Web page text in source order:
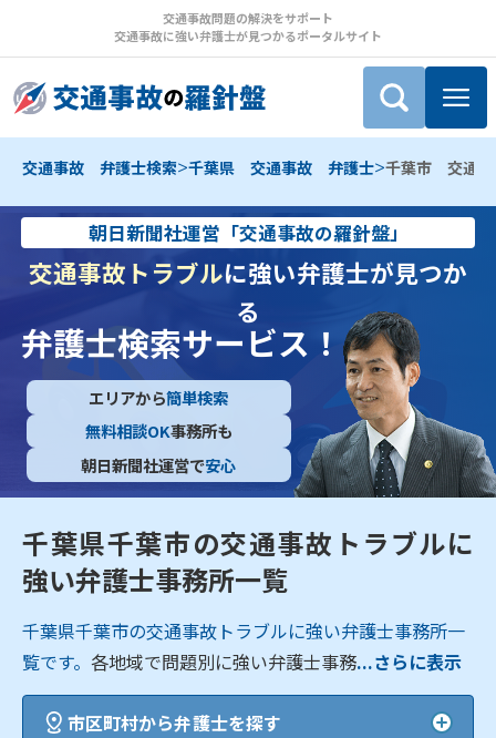
交通事故問題の解決をサポート
交通事故に強い弁護士が見つかるポータルサイト
交通事故 弁護士検索>千葉県 交通事故 弁護士>千葉市 交通
朝日新聞社運営「交通事故の羅針盤」
交通事故トラブルに強い弁護士が見つか
る
弁護士検索サービス！
エリアから簡単検索
無料相談OK事務所も
朝日新聞社運営で安心
千葉県千葉市の交通事故トラブルに
強い弁護士事務所一覧
千葉県千葉市の交通事故トラブルに強い弁護士事務所一
覧です。各地域で問題別に強い弁護士事務...さらに表示
市区町村から弁護士を探す